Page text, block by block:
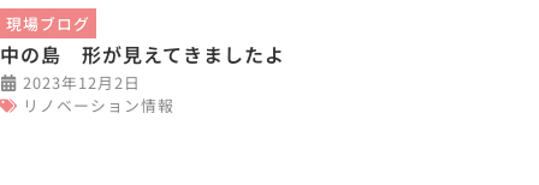
現場ブログ
中の島 形が見えてきましたよ
2023年12月2日
リノベーション情報